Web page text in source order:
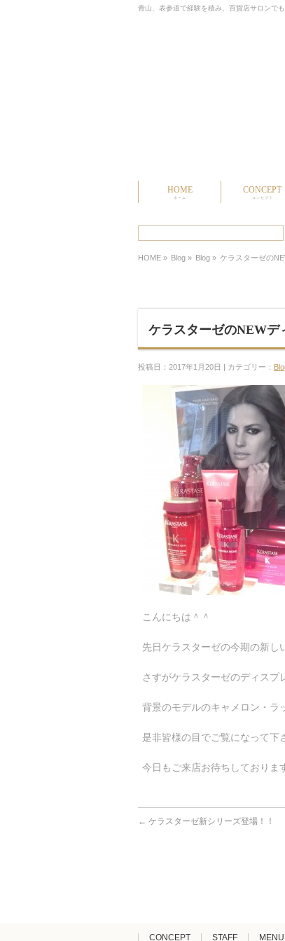
青山、表参道で経験を積み、百貨店サロンで
HOME
ホーム
CONCEPT
コンセプト
HOME » Blog » Blog » ケラスターゼの
ケラスターゼのNEWデ
投稿日：2017年1月20日 | カテゴリー：
こんにちは＾＾
先日ケラスターゼの今期の新し
さすがケラスターゼのディスプ
背景のモデルのキャメロン・ラ
是非皆様の目でご覧になって下
今日もご来店お待ちしておりま
← ケラスターゼ新シリーズ登場！！
CONCEPT STAFF MENU